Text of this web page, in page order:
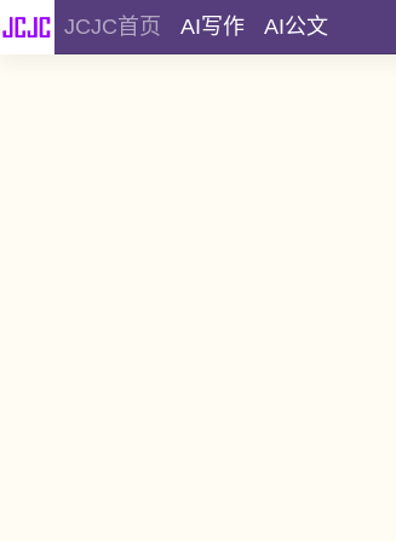
JCJC首页 AI写作 AI公文